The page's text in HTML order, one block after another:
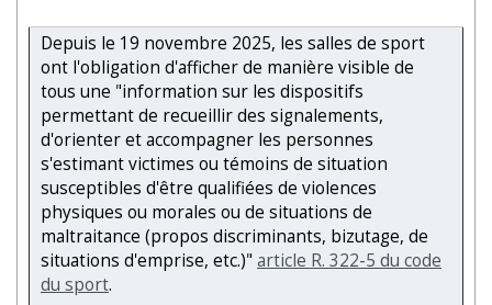
Depuis le 19 novembre 2025, les salles de sport
ont l'obligation d'afficher de manière visible de
tous une "information sur les dispositifs
permettant de recueillir des signalements,
d'orienter et accompagner les personnes
s'estimant victimes ou témoins de situation
susceptibles d'être qualifiées de violences
physiques ou morales ou de situations de
maltraitance (propos discriminants, bizutage, de
situations d'emprise, etc.)" article R. 322-5 du code
du sport.